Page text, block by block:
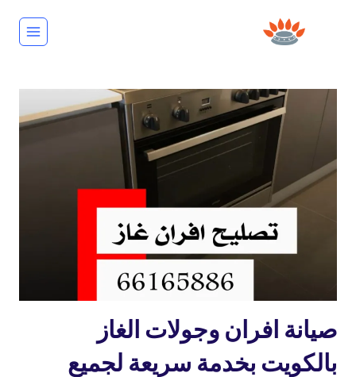
طباخات
صيانة افران وجولات الغاز
بالكويت بخدمة سريعة لجميع